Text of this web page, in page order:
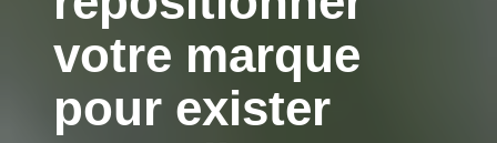
votre marque
pour exister